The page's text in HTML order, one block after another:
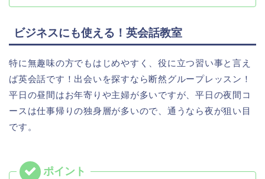
ビジネスにも使える！英会話教室
特に無趣味の方でもはじめやすく、役に立つ習い事と言え
ば英会話です！出会いを探すなら断然グループレッスン！
平日の昼間はお年寄りや主婦が多いですが、平日の夜間コ
ースは仕事帰りの独身層が多いので、通うなら夜が狙い目
です。